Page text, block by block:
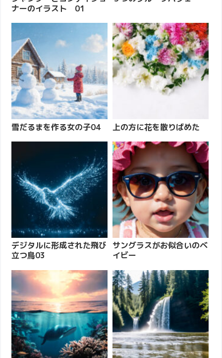
ナーのイラスト 01
雪だるまを作る女の子04 上の方に花を散りばめた
デジタルに形成された飛び
立つ鳥03
サングラスがお似合いのベ
イビー